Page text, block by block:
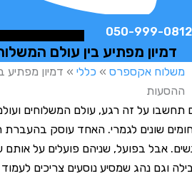
050-999-
מפתיע בין עולם
אקספרס»כללי»דמיון מפתיע בין
על זה רגע, עולם המשלוחים ועולם
שונים לגמרי. האחד עוסק בהעברת
בפועל, שניהם פועלים על אותם
נהג שמסיע נוסעים צריכים לעמוד